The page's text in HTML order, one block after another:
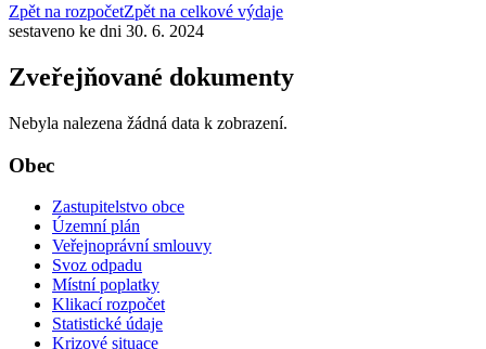
Zpět na rozpočetZpět na celkové výdaje
sestaveno ke dni 30. 6. 2024
Zveřejňované dokumenty
Nebyla nalezena žádná data k zobrazení.
Obec
Zastupitelstvo obce
Územní plán
Veřejnoprávní smlouvy
Svoz odpadu
Místní poplatky
Klikací rozpočet
Statistické údaje
Krizové situace